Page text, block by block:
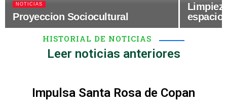
NOTICIAS
Proyeccion Sociocultural
HISTORIAL DE NOTICIAS
Leer noticias anteriores
Impulsa Santa Rosa de Copan